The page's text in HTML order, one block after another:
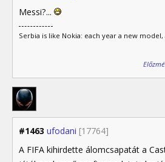
Messi?...
Serbia is like Nokia: each year a new
#1463 ufodani [17764]
A FIFA kihirdette álomcsapatát a